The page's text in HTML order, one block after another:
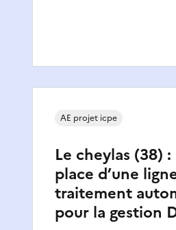
Le cheylas (38)
place d’une
traitement
pour la gestion
AE projet icpe